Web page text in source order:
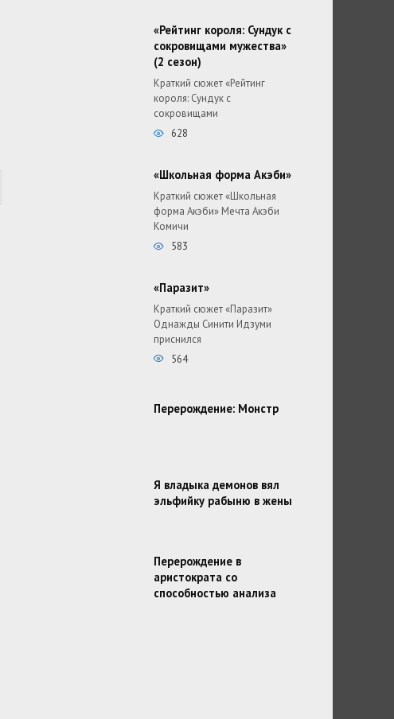
«Рейтинг короля: Сундук с
сокровищами мужества»
(2 сезон)
Краткий сюжет «Рейтинг
короля: Сундук с
сокровищами
628
«Школьная форма Акэби»
Краткий сюжет «Школьная
форма Акэби» Мечта Акэби
Комичи
583
«Паразит»
Краткий сюжет «Паразит»
Однажды Синити Идзуми
приснился
564
Перерождение: Монстр
Я владыка демонов вял
эльфийку рабыню в жены
Перерождение в
аристократа со
способностью анализа